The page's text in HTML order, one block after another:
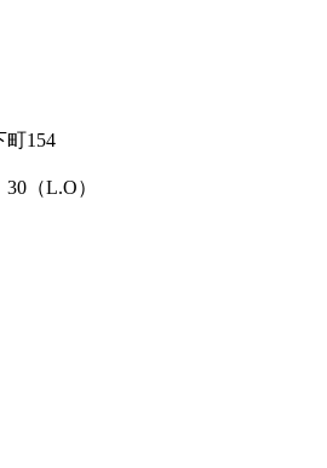
町154
（L.O）